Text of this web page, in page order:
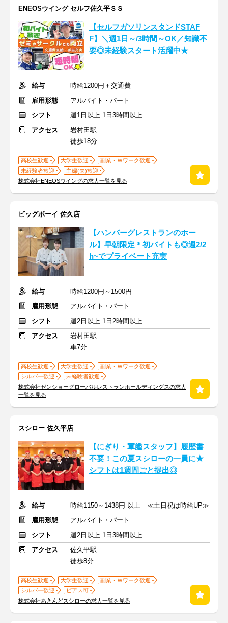
ENEOSウイング セルフ佐久平ＳＳ
【セルフガソリンスタンドSTAF
F】＼週1日～/3時間～OK／知識不
要◎未経験スタート活躍中★
給与
時給1200円＋交通費
雇用形態
アルバイト・パート
シフト
週1日以上 1日3時間以上
アクセス
岩村田駅
徒歩18分
高校生歓迎 大学生歓迎
副業・Ｗワーク歓迎
未経験者歓迎
主婦(夫)歓迎
株式会社ENEOSウイングの求人一覧を見る
ビッグボーイ 佐久店
【ハンバーグレストランのホー
ル】早朝限定＊初バイトも◎週2/2
h~でプライベート充実
給与
時給1200円～1500円
雇用形態
アルバイト・パート
シフト
週2日以上 1日2時間以上
アクセス
岩村田駅
車7分
高校生歓迎 大学生歓迎
副業・Ｗワーク歓迎
シルバー歓迎
未経験者歓迎
株式会社ゼンショーグローバルレストランホールディングスの求人
一覧を見る
スシロー 佐久平店
【にぎり・軍艦スタッフ】履歴書
不要！この夏スシローの一員に★
シフトは1週間ごと提出◎
給与
時給1150～1438円 以上 ≪土日祝は時給UP≫
雇用形態
アルバイト・パート
シフト
週2日以上 1日3時間以上
アクセス
佐久平駅
徒歩8分
高校生歓迎 大学生歓迎
副業・Ｗワーク歓迎
シルバー歓迎
ピアス可
株式会社あきんどスシローの求人一覧を見る